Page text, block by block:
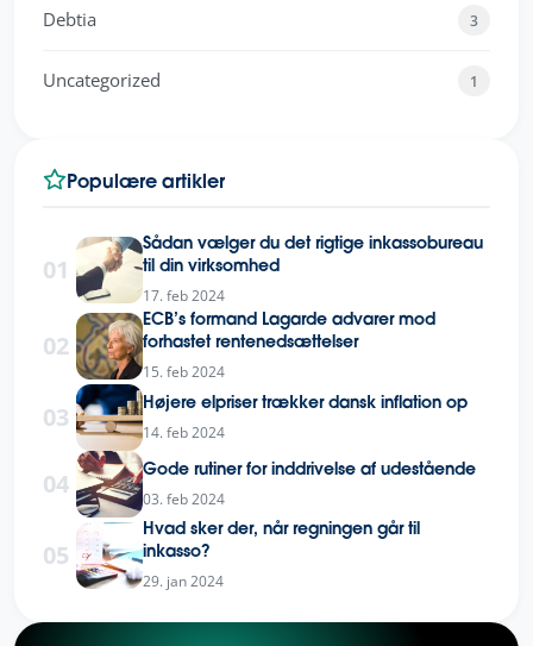
Debtia 3
Uncategorized 1
Populære artikler
01
Sådan vælger du det rigtige inkassobureau
til din virksomhed
17. feb 2024
02
ECB’s formand Lagarde advarer mod
forhastet rentenedsættelser
15. feb 2024
03 Højere elpriser trækker dansk inflation op
14. feb 2024
04 Gode rutiner for inddrivelse af udestående
03. feb 2024
05
Hvad sker der, når regningen går til
inkasso?
29. jan 2024